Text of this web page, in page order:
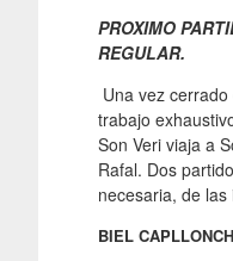
PROXIMO
REGULAR.
Una vez
trabajo
Son Veri viaja a
Rafal. Dos
necesaria, de
BIEL